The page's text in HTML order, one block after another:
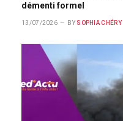
démenti formel
13/07/2026 BY SOPHIA CHÉRY